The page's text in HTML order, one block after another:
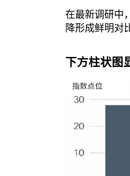
在最新调研中
降形成鲜明对
下方柱状图